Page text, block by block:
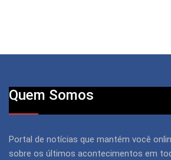
Quem Somos
Portal de notícias que mantém você
sobre os últimos acontecimentos em